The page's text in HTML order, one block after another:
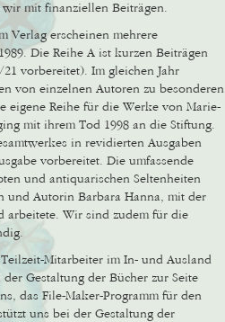
mit finanziellen Beiträgen.
Verlag erscheinen mehrere
Die Reihe A ist kurzen Beiträgen
vorbereitet). Im gleichen Jahr
von einzelnen Autoren zu besonderen
eigene Reihe für die Werke von Marie-
mit ihrem Tod 1998 an die Stiftung.
in revidierten Ausgaben
vorbereitet. Die umfassende
und antiquarischen Seltenheiten
und Autorin Barbara Hanna, mit der
arbeitete. Wir sind zudem für die
Mitarbeiter im In- und Ausland
Gestaltung der Bücher zur Seite
das File-Maker-Programm für den
uns bei der Gestaltung der